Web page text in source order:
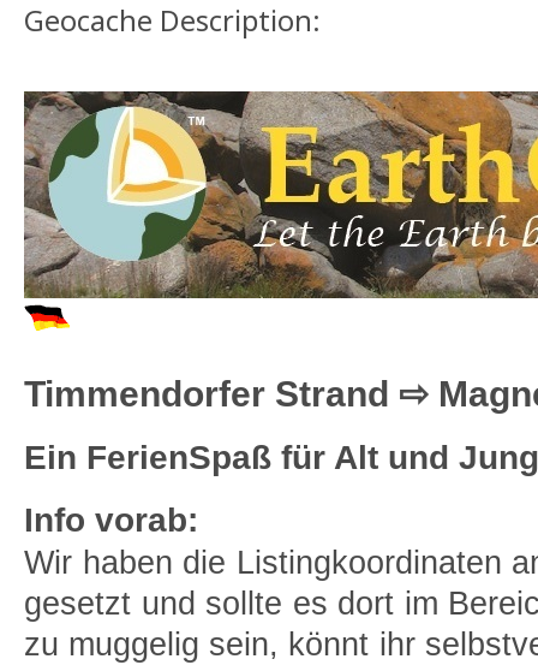
Geocache Description:
Timmendorfer Strand ⇨
Ein FerienSpaß für Alt und
Info vorab:
Wir haben die Listingkoordinaten
gesetzt und sollte es dort im
zu muggelig sein, könnt ihr